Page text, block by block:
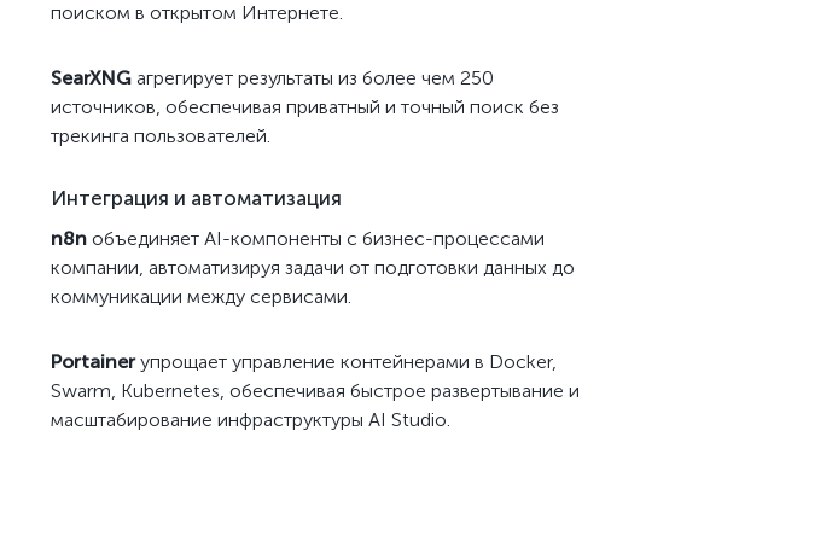
поиском в открытом Интернете.
SearXNG агрегирует результаты из более чем 250
источников, обеспечивая приватный и точный поиск без
трекинга пользователей.
Интеграция и автоматизация
n8n объединяет AI-компоненты с бизнес-процессами
компании, автоматизируя задачи от подготовки данных до
коммуникации между сервисами.
Portainerупрощает управление контейнерами в Docker,
Swarm, Kubernetes, обеспечивая быстрое развертывание и
масштабирование инфраструктуры AI Studio.